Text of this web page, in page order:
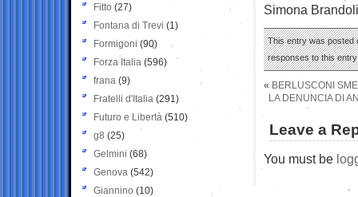
Simona
This entry was posted
responses to this
« BERLUSCONI
LA DENUNCIA DI
Leave a
You must be
Fitto (27)
Fontana di Trevi (1)
Formigoni (90)
Forza Italia (596)
frana (9)
Fratelli d'Italia (291)
Futuro e Libertà (510)
g8 (25)
Gelmini (68)
Genova (542)
Giannino (10)